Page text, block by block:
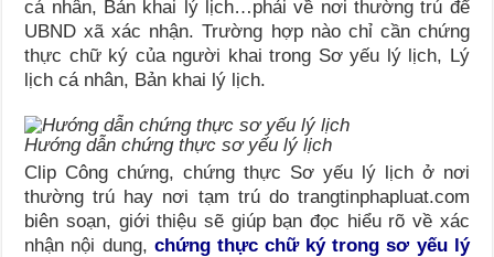
cá nhân, Bản khai lý lịch…phải về nơi thường trú để
UBND xã xác nhận. Trường hợp nào chỉ cần chứng
thực chữ ký của người khai trong Sơ yếu lý lịch, Lý
lịch cá nhân, Bản khai lý lịch.
Hướng dẫn chứng thực sơ yếu lý lịch
Clip Công chứng, chứng thực Sơ yếu lý lịch ở nơi
thường trú hay nơi tạm trú do trangtinphapluat.com
biên soạn, giới thiệu sẽ giúp bạn đọc hiểu rõ về xác
nhận nội dung, chứng thực chữ ký trong sơ yếu lý